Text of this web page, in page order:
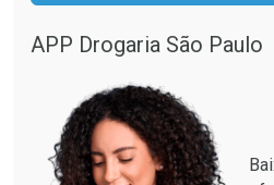
APP Drogaria São Paulo